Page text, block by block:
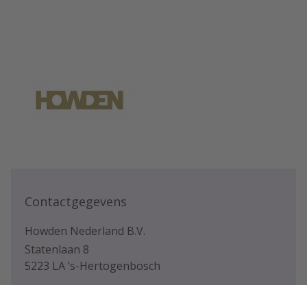
Contactgegevens
Howden Nederland B.V.
Statenlaan 8
5223 LA ‘s-Hertogenbosch